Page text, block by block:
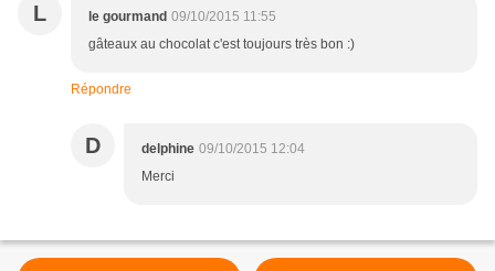
L le gourmand 09/10/2015 11:55
gâteaux au chocolat c'est toujours très bon :)
Répondre
D delphine 09/10/2015 12:04
Merci